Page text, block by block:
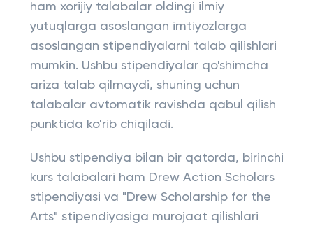
ham xorijiy talabalar oldingi ilmiy
yutuqlarga asoslangan imtiyozlarga
asoslangan stipendiyalarni talab qilishlari
mumkin. Ushbu stipendiyalar qo'shimcha
ariza talab qilmaydi, shuning uchun
talabalar avtomatik ravishda qabul qilish
punktida ko'rib chiqiladi.
Ushbu stipendiya bilan bir qatorda, birinchi
kurs talabalari ham Drew Action Scholars
stipendiyasi va "Drew Scholarship for the
Arts" stipendiyasiga murojaat qilishlari